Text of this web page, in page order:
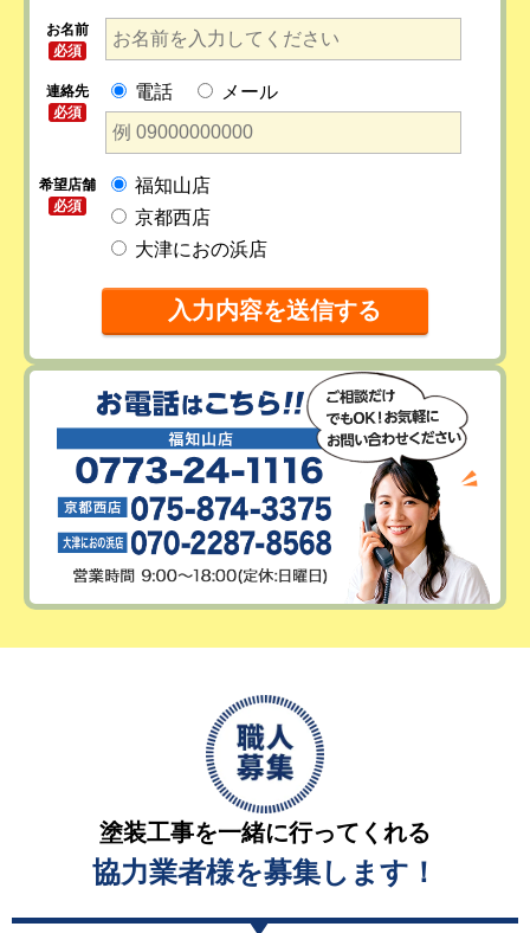
お名前
必須
連絡先
必須
電話 メール
希望店舗
必須
福知山店
京都西店
大津におの浜店
塗装工事を一緒に行ってくれる
協力業者様を募集します！